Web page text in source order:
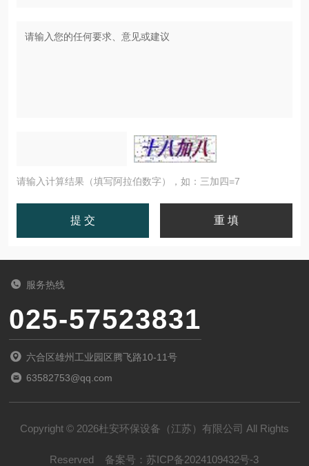
请输入计算结果（填写阿拉伯数字），如：三加四=7
服务热线
025-57523831
六合区雄州工业园区腾飞路10-11号
63582753@qq.com
Copyright © 2026杜安环保设备（江苏）有限公司 All Rights
Reserved 备案号：苏ICP备2024109432号-3